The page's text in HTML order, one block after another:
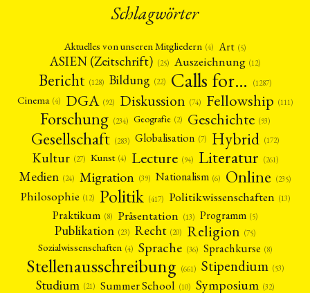
Schlagwörter
Aktuelles von unseren Mitgliedern (4) Art (5)
ASIEN (Zeitschrift) (25) Auszeichnung (12)
Bericht (128) Bildung (22) Calls for… (1287)
Cinema (4) DGA (92) Diskussion (74) Fellowship (111)
Forschung (234) Geografie (2) Geschichte (93)
Gesellschaft (283) Globalisation (7) Hybrid (172)
Kultur (27) Kunst (4) Lecture (94) Literatur (261)
Medien (24) Migration (39) Nationalism (6) Online (235)
Philosophie (12) Politik (417) Politikwissenschaften (13)
Praktikum (8) Präsentation (13) Programm (5)
Publikation (23) Recht (20) Religion (75)
Sozialwissenschaften (4) Sprache (36) Sprachkurse (8)
Stellenausschreibung (661) Stipendium (53)
Studium (21) Summer School (10) Symposium (32)